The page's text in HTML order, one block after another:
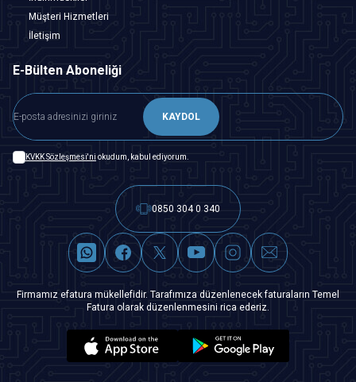
Müşteri Hizmetleri
İletişim
E-Bülten Aboneliği
KAYDOL
KVKK Sözleşmesi'ni okudum, kabul ediyorum.
0850 304 0 340
Firmamız efatura mükellefidir. Tarafımıza düzenlenecek faturaların Temel
Fatura olarak düzenlenmesini rica ederiz.